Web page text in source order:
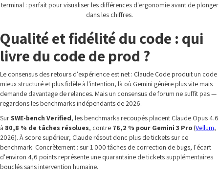
terminal : parfait pour visualiser les différences d'ergonomie avant de plonger
dans les chiffres.
Qualité et fidélité du code : qui
livre du code de prod ?
Le consensus des retours d'expérience est net : Claude Code produit un code
mieux structuré et plus fidèle à l'intention, là où Gemini génère plus vite mais
demande davantage de relances. Mais un consensus de forum ne suffit pas —
regardons les benchmarks indépendants de 2026.
SurSWE-bench Verified, les benchmarks recoupés placent Claude Opus 4.6
à 80,8 % de tâches résolues, contre 76,2 % pour Gemini 3 Pro (Vellum,
2026). À score supérieur, Claude résout donc plus de tickets sur ce
benchmark. Concrètement : sur 1 000 tâches de correction de bugs, l'écart
d'environ 4,6 points représente une quarantaine de tickets supplémentaires
bouclés sans intervention humaine.